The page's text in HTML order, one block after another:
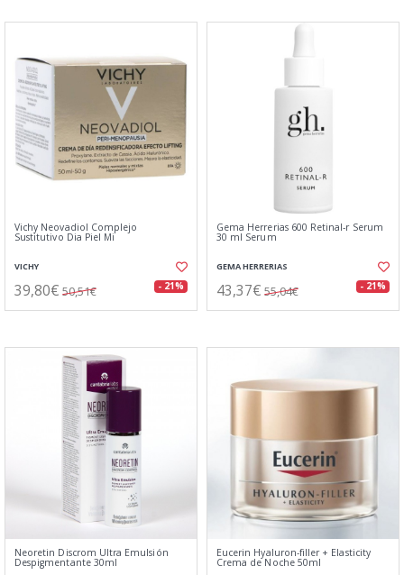
Vichy Neovadiol Complejo
Sustitutivo Dia Piel Mi
VICHY
39,80€ 50,51€ - 21%
Gema Herrerias 600 Retinal-r Serum
30 ml Serum
GEMA HERRERIAS
43,37€ 55,04€ - 21%
Neoretin Discrom Ultra Emulsión
Despigmentante 30ml
Eucerin Hyaluron-filler + Elasticity
Crema de Noche 50ml